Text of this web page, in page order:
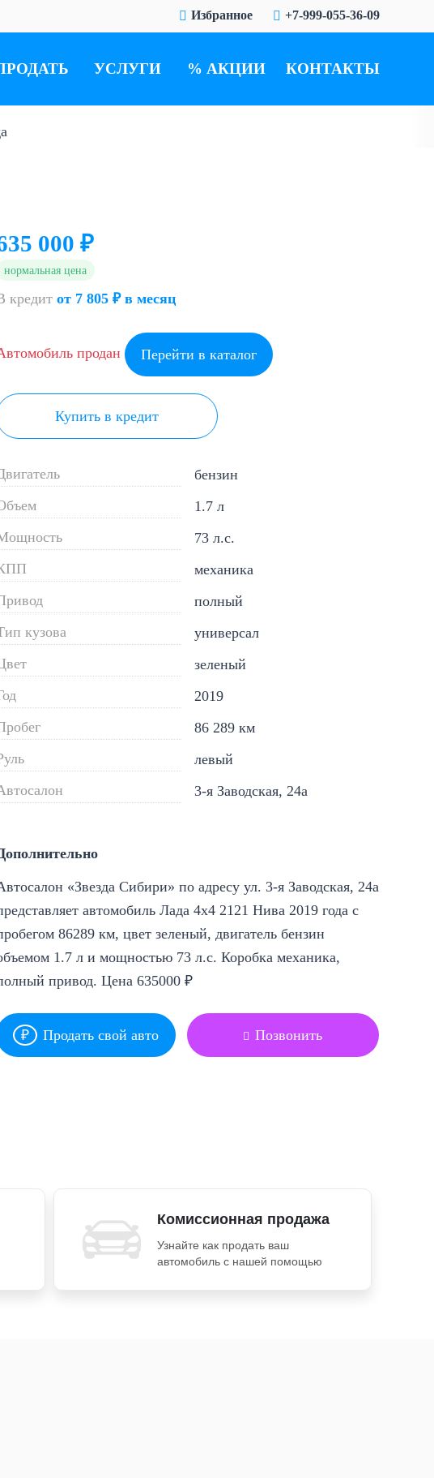
+7-999-055-36-09
Избранное
УСЛУГИ АКЦИИ КОНТАКТЫ
000 ₽
нормальная цена
кредит от 7 805 ₽ в месяц
продан Перейти в каталог
Купить в кредит
бензин
1.7 л
73 л.с.
механика
полный
кузова
универсал
зеленый
2019
86 289 км
левый
3-я Заводская, 24а
«Звезда Сибири» по адресу ул. 3-я Заводская, 24а
автомобиль Лада 4x4 2121 Нива 2019 года с
86289 км, цвет зеленый, двигатель бензин
1.7 л и мощностью 73 л.с. Коробка механика,
привод. Цена 635000 ₽
Продать свой авто Позвонить
Комиссионная продажа
Узнайте как продать ваш
автомобиль с нашей помощью